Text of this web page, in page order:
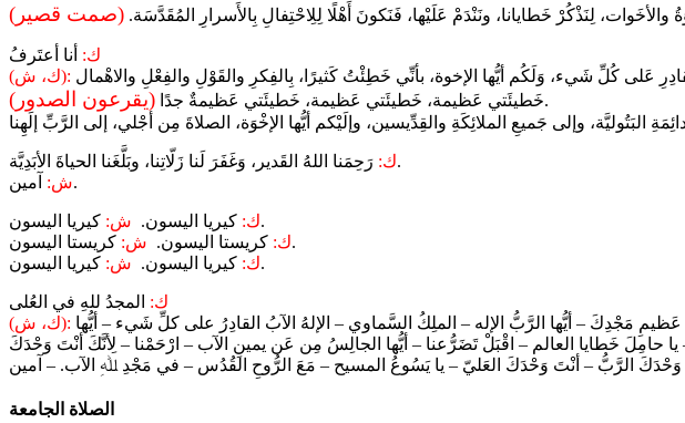
والأخَوات، لِنَذْكُرْ خَطايانا، ونَنْدَمْ عَلَيْها، فَنَكونَ أَهْلًا لِلِاحْتِفالِ بِالأَسرارِ المُقَدَّسَة. (صمت قصير)
ك: أنا أعتَرفُ
(ك، ش):
(يقرعون الصدور)
خَطيئَتي عَظيمة، خَطيئَتي عَظيمة، خَطيئَتي عَظيمةٌ جدًا.
ك:رَحِمَنا اللهُ القَدير، وَغَفَرَ لَنا زَلّاتِنا، وبَلَّغَنا الحياةَ الأبَدِيَّة.
ش:آمين.
ك: كيريا اليسون. ش:
كيريا اليسون.
ك: كريستا اليسون. ش:
كريستا اليسون.
ك: كيريا اليسون. ش: كيريا اليسون.
ك: المجدُ للهِ في العُلى
(ك، ش): – أيُّها الرَّبُّ الإله – الملِكُ السَّماوي – الإلهُ الآبُ القادِرُ على كلِّ شَيء – أيُّها
يا حامِلَ خَطايا العالم – اقْبَلْ تَضَرُّعنا – أيُّها الجالِسُ مِن عَن يمينِ الآب – ارْحَمْنا – لِأنَّكَ أنْتَ وَحْدَكَ
الصلاة الجامعة